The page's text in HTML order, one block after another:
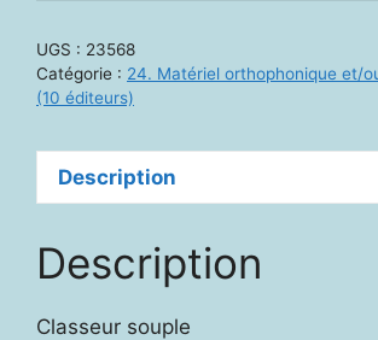
33
:
aventures
de
-
Cycle
UGS : 23568
Catégorie : 24. Matériel orthophonique et/
(10 éditeurs)
Description
Description
Classeur souple